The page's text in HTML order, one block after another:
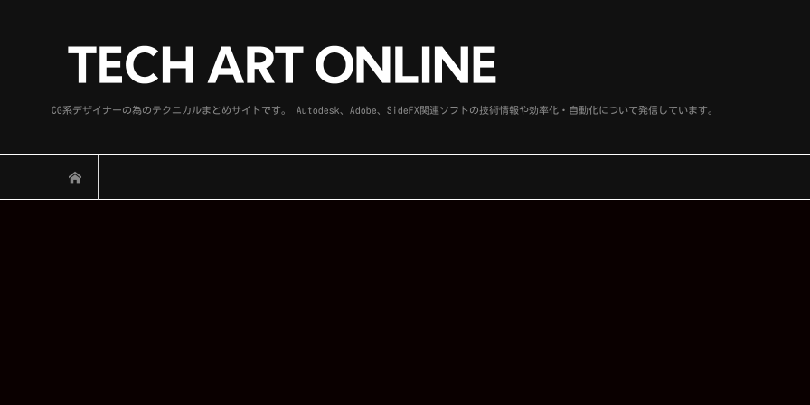
CG系デザイナーの為のテクニカルまとめサイトです。 Autodesk、Adobe、SideFX関連ソフトの技術情報や効率化・自動化について発信しています。